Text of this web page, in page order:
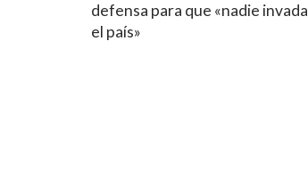
defensa para que «nadie invada
el país»